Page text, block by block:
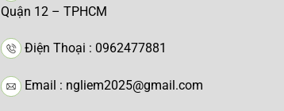
Quận 12 – TPHCM
Điện Thoại : 0962477881
Email : ngliem2025@gmail.com